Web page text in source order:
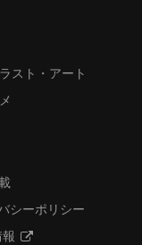
スト・アート
シーポリシー